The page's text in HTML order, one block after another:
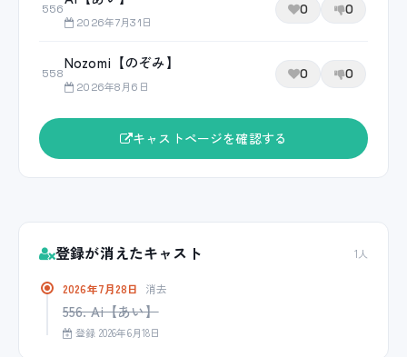
556
2026年7月31日
0 0
558
Nozomi【のぞみ】
2026年8月6日
0 0
キャストページを確認する
登録が消えたキャスト 1人
2026年7月28日 消去
556. Ai【あい】
登録 2026年6月18日